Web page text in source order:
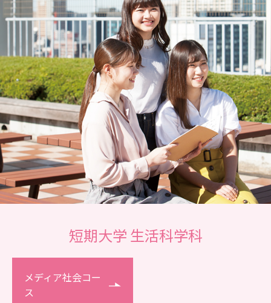
短期大学 生活科学科
メディア社会コー
ス